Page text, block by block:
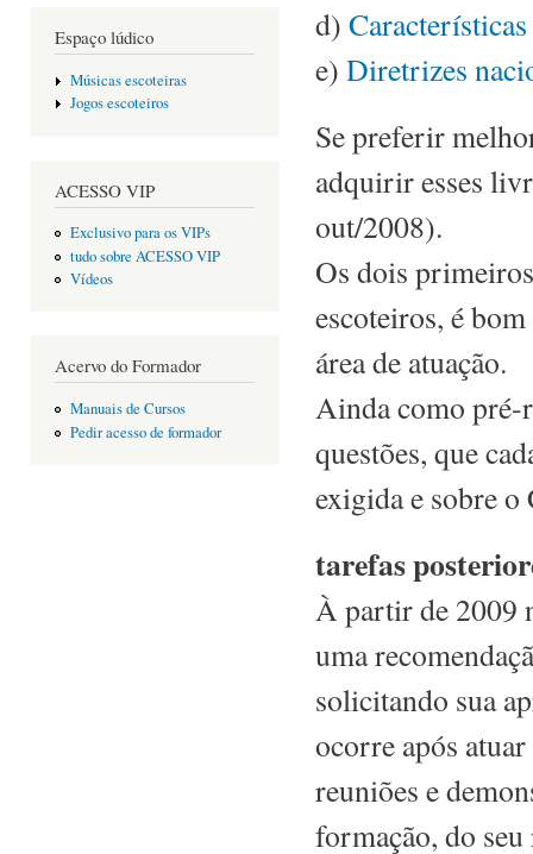
Espaço lúdico
Músicas escoteiras
Jogos escoteiros
ACESSO VIP
Exclusivo para os VIPs
tudo sobre ACESSO VIP
Vídeos
Acervo do Formador
Manuais de Cursos
Pedir acesso de formador
d)
e) Diretrizes
Se preferir
adquirir esses
out/2008).
Os dois
escoteiros, é
área de atuação.
Ainda como pré-
questões, que
exigida e sobre
tarefas
À partir de 2009
uma
solicitando sua
ocorre após
reuniões e
formação, do seu